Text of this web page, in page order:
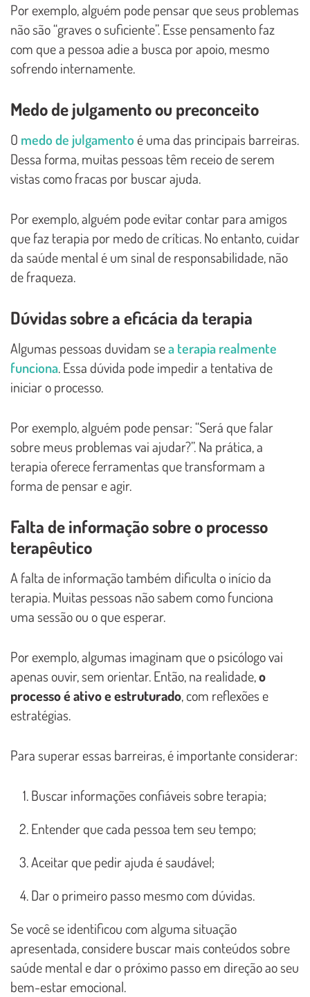
Por exemplo, alguém pode pensar que seus problemas
não são “graves o suficiente”. Esse pensamento faz
com que a pessoa adie a busca por apoio, mesmo
sofrendo internamente.
Medo de julgamento ou preconceito
O medo de julgamento é uma das principais barreiras.
Dessa forma, muitas pessoas têm receio de serem
vistas como fracas por buscar ajuda.
Por exemplo, alguém pode evitar contar para amigos
que faz terapia por medo de críticas. No entanto, cuidar
da saúde mental é um sinal de responsabilidade, não
de fraqueza.
Dúvidas sobre a eficácia da terapia
Algumas pessoas duvidam sea terapia realmente
funciona. Essa dúvida pode impedir a tentativa de
iniciar o processo.
Por exemplo, alguém pode pensar: “Será que falar
sobre meus problemas vai ajudar?”. Na prática, a
terapia oferece ferramentas que transformam a
forma de pensar e agir.
Falta de informação sobre o processo
terapêutico
A falta de informação também dificulta o início da
terapia. Muitas pessoas não sabem como funciona
uma sessão ou o que esperar.
Por exemplo, algumas imaginam que o psicólogo vai
apenas ouvir, sem orientar. Então, na realidade,o
processo é ativo e estruturado, com reflexões e
estratégias.
Para superar essas barreiras, é importante considerar:
Buscar informações confiáveis sobre terapia;
Entender que cada pessoa tem seu tempo;
Aceitar que pedir ajuda é saudável;
Dar o primeiro passo mesmo com dúvidas.
Se você se identificou com alguma situação
apresentada, considere buscar mais conteúdos sobre
saúde mental e dar o próximo passo em direção ao seu
bem-estar emocional.